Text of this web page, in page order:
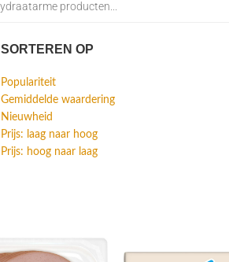
SORTEREN OP
Populariteit
Gemiddelde waardering
Nieuwheid
Prijs: laag naar hoog
Prijs: hoog naar laag